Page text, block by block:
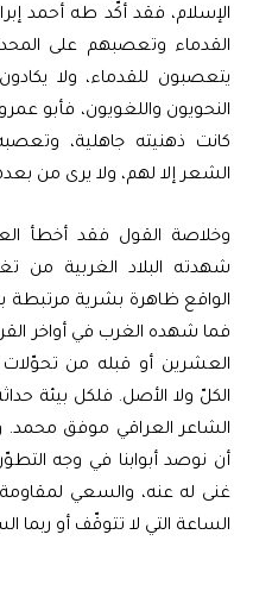
الإسلام، فقد أكّد طه أحمد
القدماء وتعصبهم على
يتعصبون للقدماء، ولا
النحويون واللغويون، فأبو
كانت ذهنيته جاهلية،
الشعر إلا لهم، ولا يرى من
وخلاصة القول فقد أخطأ
شهدته البلاد الغربية من
الواقع ظاهرة بشرية مرتبطة
فما شهده الغرب في أواخر
العشرين أو قبله من
الكلّ ولا الأصل. فلكل بيئة
الشاعر العراقي موفق محمد.
أن نوصد أبوابنا في وجه
غنى له عنه، والسعي
الساعة التي لا تتوقّف أو ربما